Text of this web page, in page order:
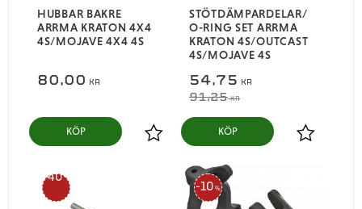
HUBBAR BAKRE
ARRMA KRATON 4X4
4S/MOJAVE 4X4 4S
80,00 KR
Lägg till i favoriter
KÖP
STÖTDÄMPARDELAR/
O-RING SET ARRMA
KRATON 4S/OUTCAST
4S/MOJAVE 4S
54,75 KR
91,25KR
Lägg till i
KÖP
40
%
10 %